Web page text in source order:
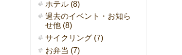
ホテル (8)
過去のイベント・お知ら
せ他 (8)
サイクリング (7)
お弁当 (7)